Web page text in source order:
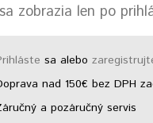
zobrazia len po
sa alebo
nad 150€ bez DPH
a pozáručný servis